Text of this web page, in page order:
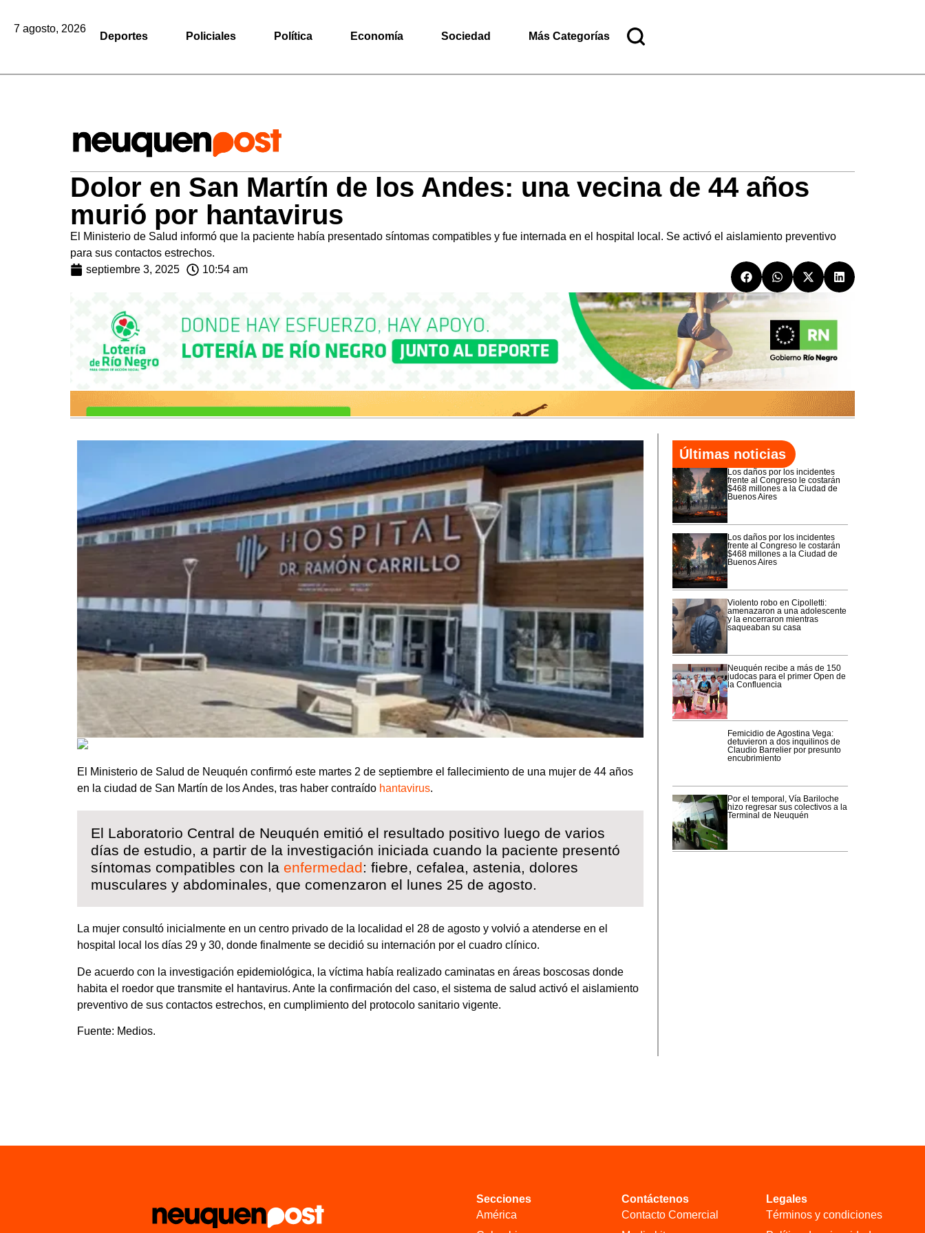
7 agosto, 2026
Deportes Policiales Política Economía Sociedad Más Categorías
Dolor en San Martín de los Andes: una vecina de 44 años
murió por hantavirus
El Ministerio de Salud informó que la paciente había presentado síntomas compatibles y fue internada en el hospital local. Se activó el aislamiento preventivo
para sus contactos estrechos.
septiembre 3, 2025
10:54 am
El Ministerio de Salud de Neuquén confirmó este martes 2 de septiembre el fallecimiento de una mujer de 44 años
en la ciudad de San Martín de los Andes, tras haber contraído hantavirus.
El Laboratorio Central de Neuquén emitió el resultado positivo luego de varios
días de estudio, a partir de la investigación iniciada cuando la paciente presentó
síntomas compatibles con la enfermedad: fiebre, cefalea, astenia, dolores
musculares y abdominales, que comenzaron el lunes 25 de agosto.
La mujer consultó inicialmente en un centro privado de la localidad el 28 de agosto y volvió a atenderse en el
hospital local los días 29 y 30, donde finalmente se decidió su internación por el cuadro clínico.
De acuerdo con la investigación epidemiológica, la víctima había realizado caminatas en áreas boscosas donde
habita el roedor que transmite el hantavirus. Ante la confirmación del caso, el sistema de salud activó el aislamiento
preventivo de sus contactos estrechos, en cumplimiento del protocolo sanitario vigente.
Fuente: Medios.
Últimas noticias
Los daños por los incidentes
frente al Congreso le costarán
$468 millones a la Ciudad de
Buenos Aires
Los daños por los incidentes
frente al Congreso le costarán
$468 millones a la Ciudad de
Buenos Aires
Violento robo en Cipolletti:
amenazaron a una adolescente
y la encerraron mientras
saqueaban su casa
Neuquén recibe a más de 150
judocas para el primer Open de
la Confluencia
Femicidio de Agostina Vega:
detuvieron a dos inquilinos de
Claudio Barrelier por presunto
encubrimiento
Por el temporal, Vía Bariloche
hizo regresar sus colectivos a la
Terminal de Neuquén
Secciones
América
Contáctenos
Contacto Comercial
Legales
Términos y condiciones